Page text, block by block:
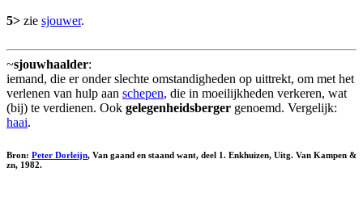
5> zie sjouwer.
~sjouwhaalder:
iemand, die er onder slechte omstandigheden op uittrekt, om met het
verlenen van hulp aan schepen, die in moeilijkheden verkeren, wat
(bij) te verdienen. Ook gelegenheidsberger genoemd. Vergelijk:
haai.
Bron: Peter Dorleijn, Van gaand en staand want, deel 1. Enkhuizen, Uitg. Van Kampen &
zn, 1982.